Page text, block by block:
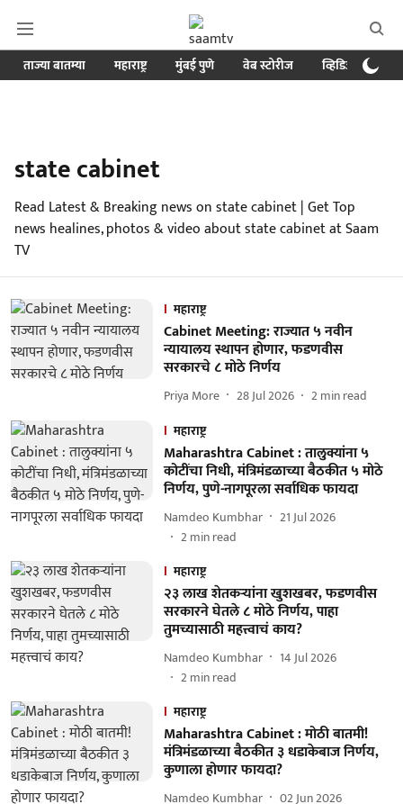
ताज्या बातम्या महाराष्ट्र मुंबई पुणे वेब स्टोरीज व्हिडिओ
state cabinet
Read Latest & Breaking news on state cabinet | Get Top
news healines, photos & video about state cabinet at Saam
TV
महाराष्ट्र
Cabinet Meeting: राज्यात ५ नवीन
न्यायालय स्थापन होणार, फडणवीस
सरकारचे ८ मोठे निर्णय
Priya More 28 Jul 2026 2min read
महाराष्ट्र
Maharashtra Cabinet : तालुक्यांना ५
कोटींचा निधी, मंत्रिमंडळाच्या बैठकीत ५ मोठे
निर्णय, पुणे-नागपूरला सर्वाधिक फायदा
Namdeo Kumbhar
21 Jul 2026
2min read
महाराष्ट्र
२३ लाख शेतकऱ्यांना खुशखबर, फडणवीस
सरकारने घेतले ८ मोठे निर्णय, पाहा
तुमच्यासाठी महत्त्वाचं काय?
Namdeo Kumbhar
14 Jul 2026
2min read
महाराष्ट्र
Maharashtra Cabinet : मोठी बातमी!
मंत्रिमंडळाच्या बैठकीत ३ धडाकेबाज निर्णय,
कुणाला होणार फायदा?
Namdeo Kumbhar
02 Jun 2026